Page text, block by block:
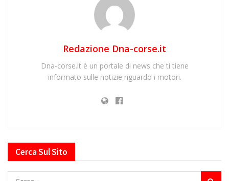
Redazione Dna-corse.it
Dna-corse.it è un portale di news che ti tiene
informato sulle notizie riguardo i motori.
Cerca Sul Sito